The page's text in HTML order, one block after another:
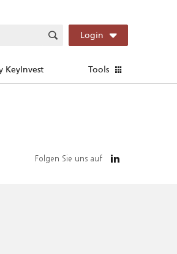
Login
KeyInvest Tools
Folgen Sie uns auf